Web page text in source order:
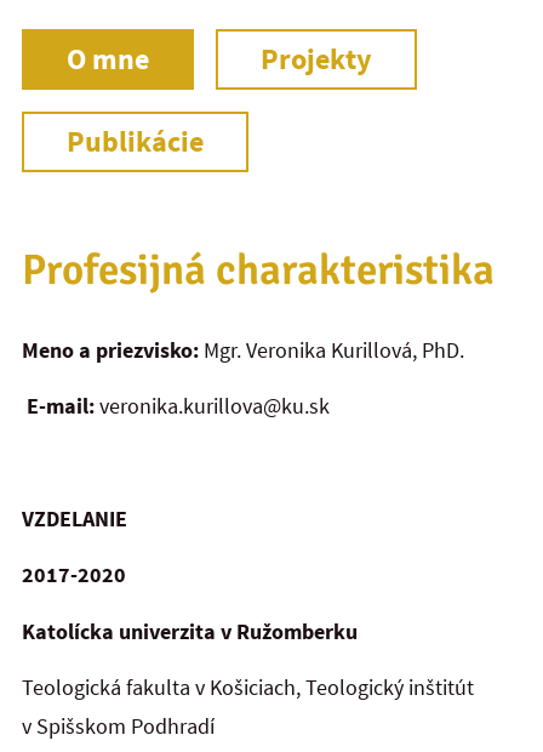
O mne Projekty
Publikácie
Profesijná charakteristika
Meno a priezvisko: Mgr. Veronika Kurillová, PhD.
E-mail:veronika.kurillova@ku.sk
VZDELANIE
2017-2020
Katolícka univerzita v Ružomberku
Teologická fakulta v Košiciach, Teologický inštitút
v Spišskom Podhradí